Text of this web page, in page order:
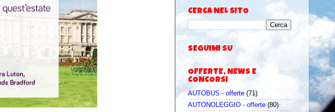
CERCA NEL SITO
SEGUIMI SU
OFFERTE, NEWS E
CONCORSI
AUTOBUS - offerte (71)
AUTONOLEGGIO - offerte (80)